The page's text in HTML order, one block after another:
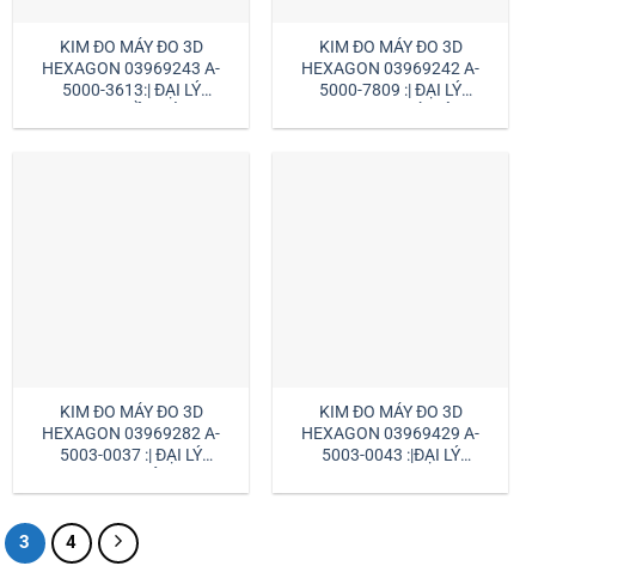
KIM ĐO MÁY ĐO 3D
HEXAGON 03969243 A-
5000-3613:| ĐẠI LÝ
KIM ĐO MÁY ĐO 3D
HEXAGON 03969242 A-
5000-7809 :| ĐẠI LÝ
KIM ĐO MÁY ĐO 3D
HEXAGON 03969282 A-
5003-0037 :| ĐẠI LÝ
KIM ĐO MÁY ĐO 3D
HEXAGON 03969429 A-
5003-0043 :|ĐẠI LÝ
3 4